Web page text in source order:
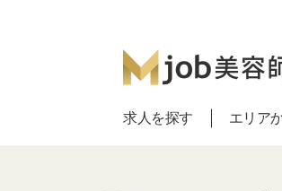
求人を探す エリア